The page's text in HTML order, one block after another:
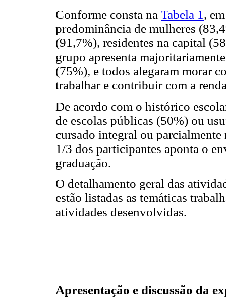
Conforme consta na Tabela 1 ,
predominância de mulheres
(91,7%), residentes na capital
grupo apresenta
(75%), e todos alegaram morar
trabalhar e contribuir com a
De acordo com o histórico
de escolas públicas (50%) ou
cursado integral ou
1/3 dos participantes aponta o
graduação.
O detalhamento geral das
estão listadas as temáticas
atividades desenvolvidas.
Apresentação e discussão da